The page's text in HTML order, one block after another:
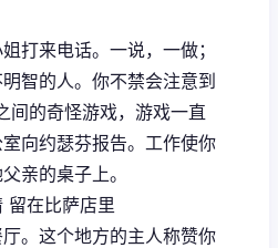
打来电话。一说，一做；
智的人。你不禁会注意到
间的奇怪游戏，游戏一直
向约瑟芬报告。工作使你
亲的桌子上。
留在比萨店里
。这个地方的主人称赞你